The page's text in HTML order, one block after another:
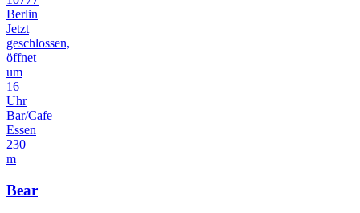
Berlin
Jetzt
geschlossen,
öffnet
um
16
Uhr
Bar/Cafe
Essen
230
m
Bear